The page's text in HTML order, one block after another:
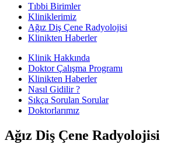
Tıbbi Birimler
Kliniklerimiz
Ağız Diş Çene Radyolojisi
Klinikten Haberler
Klinik Hakkında
Doktor Çalışma Programı
Klinikten Haberler
Nasıl Gidilir ?
Sıkça Sorulan Sorular
Doktorlarımız
Ağız Diş Çene Radyolojisi